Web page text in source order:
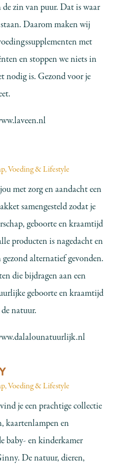
zin van puur. Dat is waar
Daarom maken wij
met
en stoppen we niets in
nodig is. Gezond voor je
,Voeding & Lifestyle
met zorg en aandacht een
samengesteld zodat je
geboorte en kraamtijd
producten is nagedacht en
gezond alternatief gevonden.
die bijdragen aan een
geboorte en kraamtijd
natuur.
,Voeding & Lifestyle
je een prachtige collectie
kaartenlampen en
baby- en kinderkamer
De natuur, dieren,